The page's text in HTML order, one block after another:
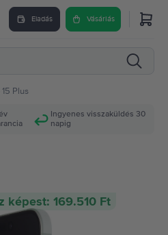
Eladás Vásárlás
Plus
Ingyenes visszaküldés 30
napig
képest: 169.510 Ft